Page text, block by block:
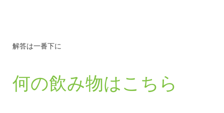
解答は一番下に
何の飲み物はこちら